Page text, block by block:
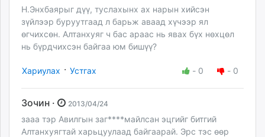
Н.Энхбаярыг дүү, туслахынх ах нарын хийсэн
зүйлээр буруутгаад л барьж аваад хүчээр ял
өгчихсөн. Алтанхуяг ч бас араас нь явах бүх нөхцөл
нь бүрдчихсэн байгаа юм бишүү?
Хариулах · Устгах - 0 - 0
Зочин · 2013/04/24
зааа тэр Авилгын заг****майлсан эцгийг битгий
Алтанхуягтай харьцуулаад байгаарай. Эрс тэс өөр